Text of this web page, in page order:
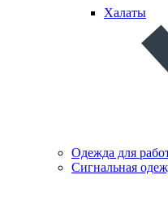
Халаты
Одежда для
Сигнальная